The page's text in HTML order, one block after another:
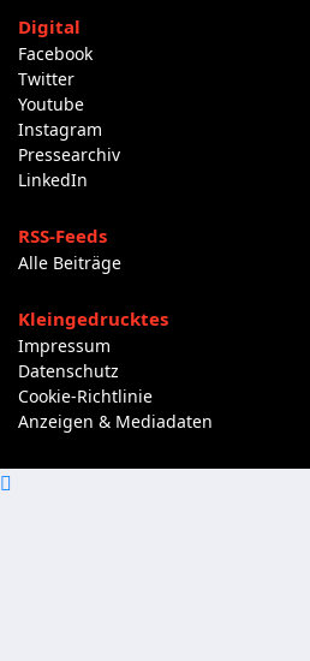
Digital
Facebook
Twitter
Youtube
Instagram
Pressearchiv
LinkedIn
RSS-Feeds
Alle Beiträge
Kleingedrucktes
Impressum
Datenschutz
Cookie-Richtlinie
Anzeigen & Mediadaten